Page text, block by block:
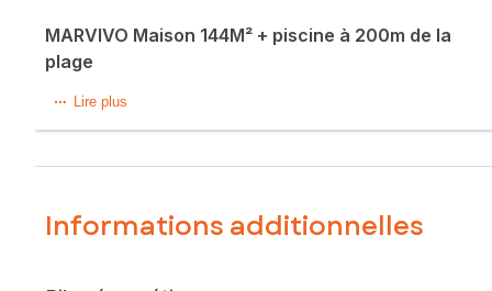
MARVIVO Maison 144M² + piscine à 200m de la
plage
exceptionnel à la vente !!!
dans le quartier très recherché de Marvivo, situé au calme
cette propriété offre un cadre de vie agréable où la plage
vous attend à 200m.
Lire plus
Informations additionnelles